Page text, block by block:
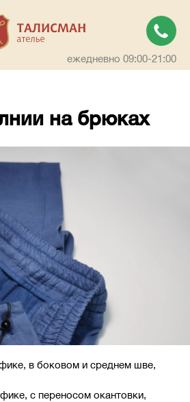
ежедневно 09:00-21:00
на брюках
в боковом и среднем шве,
с переносом окантовки,